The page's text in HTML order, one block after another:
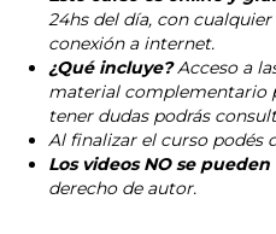
24hs del día, con
conexión a internet.
¿Qué incluye?Acceso a
material complementario
tener dudas podrás
Al finalizar el curso podés
Los videos NO se
derecho de autor.